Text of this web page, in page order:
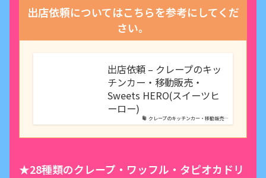
出店依頼についてはこちらを参考にしてくだ
さい。
クレープのキッチンカー・移動販売…
出店依頼 – クレープのキッ
チンカー・移動販売・
Sweets HERO(スイーツヒ
ーロー)
★28種類のクレープ・ワッフル・タピオカドリ